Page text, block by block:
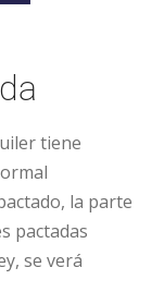
tiene
la parte
pactadas
se verá